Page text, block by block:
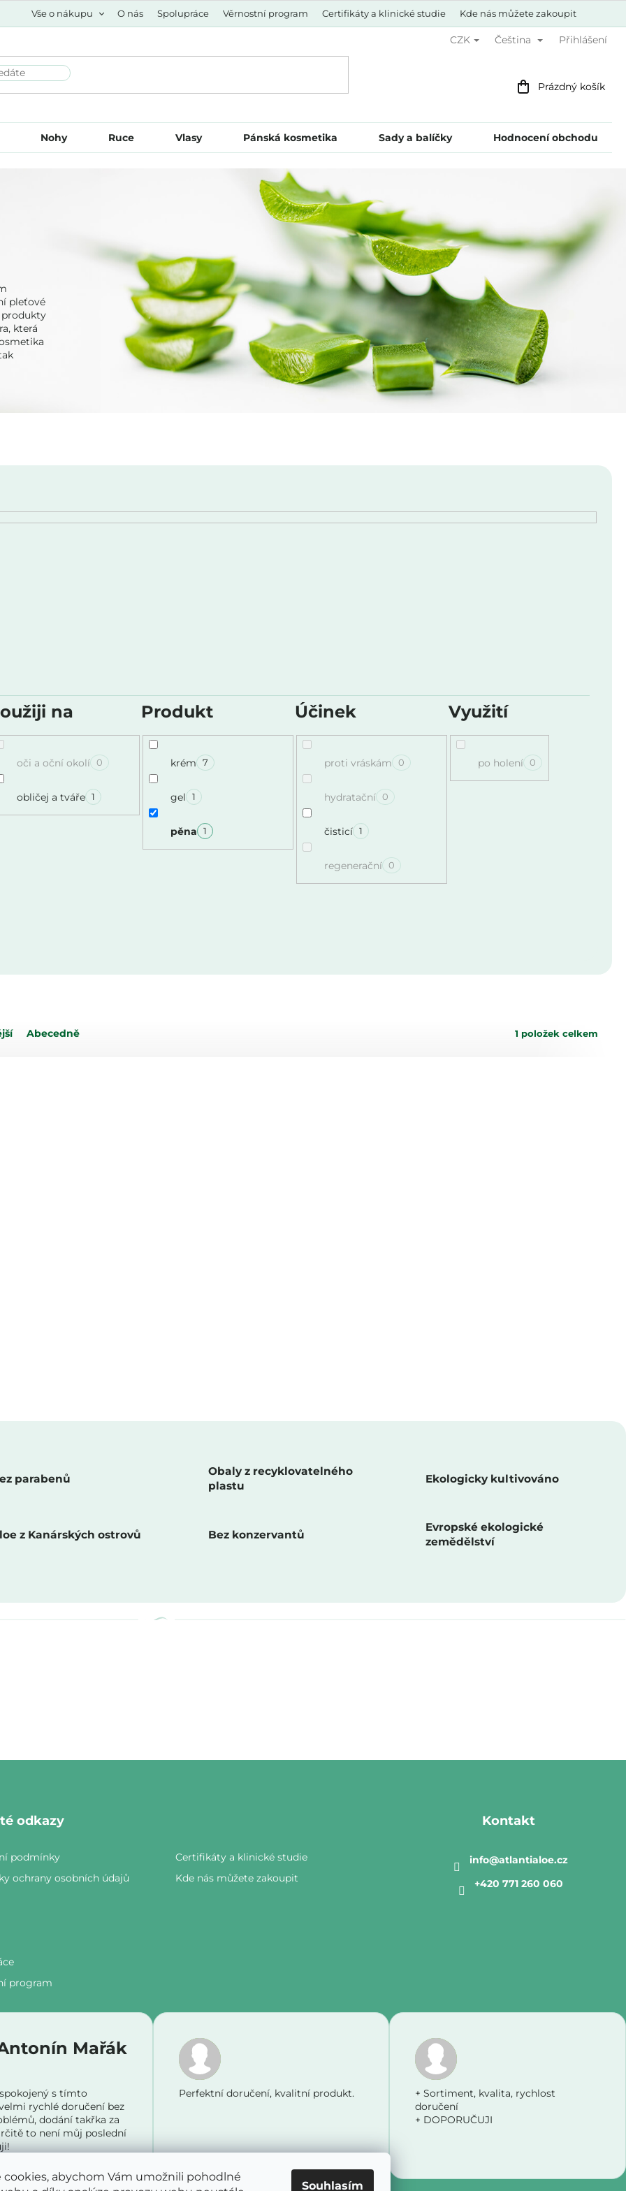
cookies, abychom Vám umožnili pohodlné
Souhlasím
Vše o nákupu O nás Spolupráce Věrnostní program Certifikáty a klinické studie Kde nás můžete zakoupit
CZK Čeština Přihlášení
Nákupní
Prázdný košík
Nohy Ruce Vlasy Pánská kosmetika Sady a balíčky Hodnocení obchodu
pleťové
produkty
která
na
oči a oční okolí 0
obličej a tváře 1
Produkt
krém 7
gel 1
pěna 1
Účinek
proti vráskám 0
hydratační 0
čisticí 1
regenerační 0
Využití
po holení 0
Abecedně 1 položek celkem
l
i
s
parabenů
Obaly z recyklovatelného
plastu
Ekologicky kultivováno
z Kanárských ostrovů Bez konzervantů
Evropské ekologické
zemědělství
odkazy
podmínky
ochrany osobních údajů
program
Certifikáty a klinické studie
Kde nás můžete zakoupit
Kontakt
info@atlantialoe.cz
+420 771 260 060
Mařák
Hodnocení obchodu je 5 z 5 hvězdiček.
s tímto
rychlé doručení bez
dodání takřka za
to není můj poslední
Hodnocení obchodu je 5 z 5 hvězdiček.
Perfektní doručení, kvalitní produkt.
+ Sortiment, kvalita, rychlost
doručení
+ DOPORUČUJI